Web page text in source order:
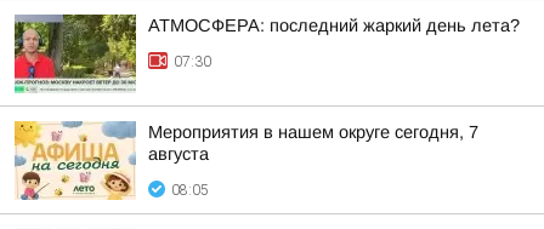
АТМОСФЕРА: последний жаркий день лета?
07:30
Мероприятия в нашем округе сегодня, 7
августа
08:05